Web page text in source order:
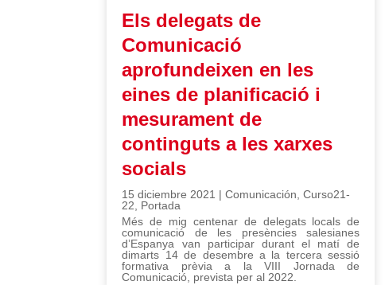
Els delegats de
Comunicació
aprofundeixen en les
eines de planificació i
mesurament de
continguts a les xarxes
socials
15 diciembre 2021 |Comunicación,Curso21-
22, Portada
Més de mig centenar de delegats locals de
comunicació de les presències salesianes
d’Espanya van participar durant el matí de
dimarts 14 de desembre a la tercera sessió
formativa prèvia a la VIII Jornada de
Comunicació, prevista per al 2022.